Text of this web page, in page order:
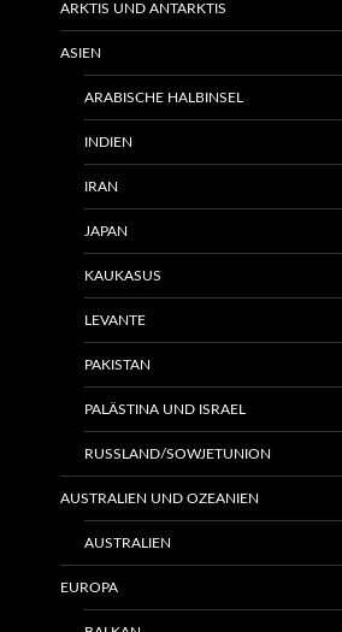
ARKTIS UND ANTARKTIS
ASIEN
ARABISCHE HALBINSEL
INDIEN
IRAN
JAPAN
KAUKASUS
LEVANTE
PAKISTAN
PALÄSTINA UND ISRAEL
RUSSLAND/SOWJETUNION
AUSTRALIEN UND OZEANIEN
AUSTRALIEN
EUROPA